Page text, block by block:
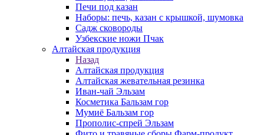
Печи под казан
Наборы: печь, казан с крышкой, шумовка
Садж сковороды
Узбекские ножи Пчак
Алтайская продукция
Назад
Алтайская продукция
Алтайская жевательная резинка
Иван-чай Эльзам
Косметика Бальзам гор
Мумиё Бальзам гор
Прополис-спрей Эльзам